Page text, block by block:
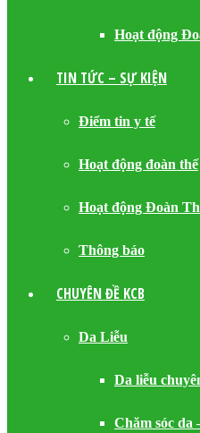
Hoạt động
TIN TỨC – SỰ KIỆN
Điểm tin y tế
Hoạt động đoàn thể
Hoạt động Đoàn
Thông báo
CHUYÊN ĐỀ KCB
Da Liễu
Da liễu
Chăm sóc da